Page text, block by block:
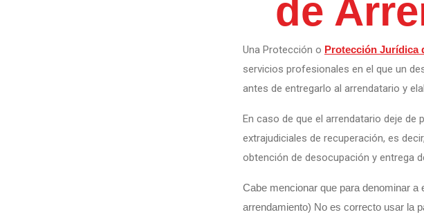
de
Una Protección o Protección Jurídica
servicios profesionales en el que un
antes de entregarlo al arrendatario y
En caso de que el arrendatario deje de
extrajudiciales de recuperación, es
obtención de desocupación y entrega
Cabe mencionar que para denominar
arrendamiento) No es correcto usar la